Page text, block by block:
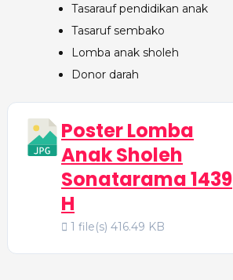
Tasarauf pendidikan anak
Tasaruf sembako
Lomba anak sholeh
Donor darah
Poster Lomba
Anak Sholeh
Sonatarama 1439
H
1 file(s) 416.49 KB